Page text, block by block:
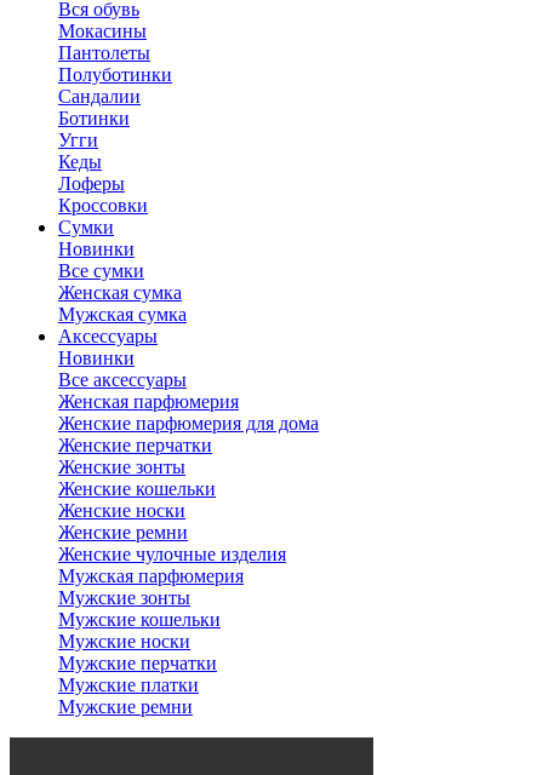
Вся обувь
Мокасины
Пантолеты
Полуботинки
Сандалии
Ботинки
Угги
Кеды
Лоферы
Кроссовки
Сумки
Новинки
Все сумки
Женская сумка
Мужская сумка
Аксессуары
Новинки
Все аксессуары
Женская парфюмерия
Женские парфюмерия для дома
Женские перчатки
Женские зонты
Женские кошельки
Женские носки
Женские ремни
Женские чулочные изделия
Мужская парфюмерия
Мужские зонты
Мужские кошельки
Мужские носки
Мужские перчатки
Мужские платки
Мужские ремни